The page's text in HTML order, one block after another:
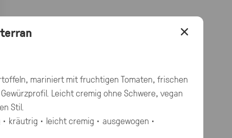
×
mariniert mit fruchtigen Tomaten, frischen
Leicht cremig ohne Schwere, vegan
Stil.
kräutrig · leicht cremig · ausgewogen ·